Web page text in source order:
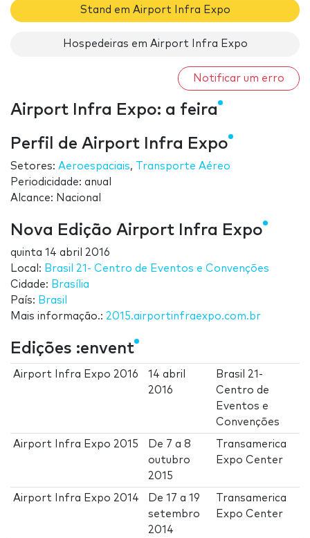
Stand em Airport Infra Expo
Hospedeiras em Airport Infra Expo
Notificar um erro
Airport Infra Expo: a feira
Perfil de Airport Infra Expo
Setores: Aeroespaciais,
Transporte Aéreo
Periodicidade: anual
Alcance: Nacional
Nova Edição Airport Infra Expo
quinta 14 abril 2016
Local: Brasil 21- Centro de Eventos e Convenções
Cidade: Brasília
País: Brasil
Mais informação.: 2015.airportinfraexpo.com.br
Edições :envent
Airport Infra Expo 2016
14 abril
2016
Brasil 21-
Centro de
Eventos e
Convenções
Airport Infra Expo 2015 De 7 a8
outubro
2015
Transamerica
Expo Center
Airport Infra Expo 2014 De17 a19
setembro
2014
Transamerica
Expo Center